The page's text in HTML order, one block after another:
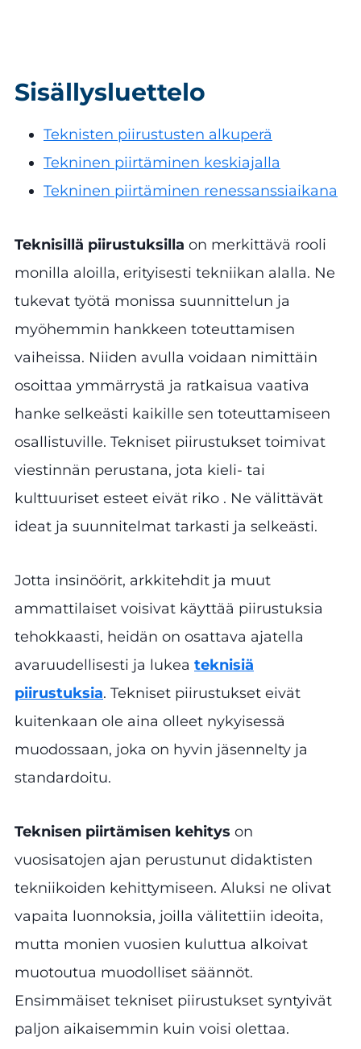
Sisällysluettelo
Teknisten piirustusten alkuperä
Tekninen piirtäminen keskiajalla
Tekninen piirtäminen renessanssiaikana
Teknisillä piirustuksilla on merkittävä rooli
monilla aloilla, erityisesti tekniikan alalla. Ne
tukevat työtä monissa suunnittelun ja
myöhemmin hankkeen toteuttamisen
vaiheissa. Niiden avulla voidaan nimittäin
osoittaa ymmärrystä ja ratkaisua vaativa
hanke selkeästi kaikille sen toteuttamiseen
osallistuville. Tekniset piirustukset toimivat
viestinnän perustana, jota kieli- tai
kulttuuriset esteet eivät riko . Ne välittävät
ideat ja suunnitelmat tarkasti ja selkeästi.
Jotta insinöörit, arkkitehdit ja muut
ammattilaiset voisivat käyttää piirustuksia
tehokkaasti, heidän on osattava ajatella
avaruudellisesti ja lukea teknisiä
piirustuksia. Tekniset piirustukset eivät
kuitenkaan ole aina olleet nykyisessä
muodossaan, joka on hyvin jäsennelty ja
standardoitu.
Teknisen piirtämisen kehitys on
vuosisatojen ajan perustunut didaktisten
tekniikoiden kehittymiseen. Aluksi ne olivat
vapaita luonnoksia, joilla välitettiin ideoita,
mutta monien vuosien kuluttua alkoivat
muotoutua muodolliset säännöt.
Ensimmäiset tekniset piirustukset syntyivät
paljon aikaisemmin kuin voisi olettaa.